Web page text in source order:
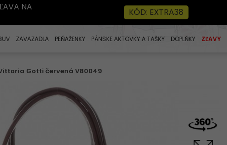
NA
KÓD: EXTRA38
ZAVAZADLA PEŇAŽENKY PÁNSKE AKTOVKY A TAŠKY DOPLŇKY ZĽAVY
Gotti červená V80049